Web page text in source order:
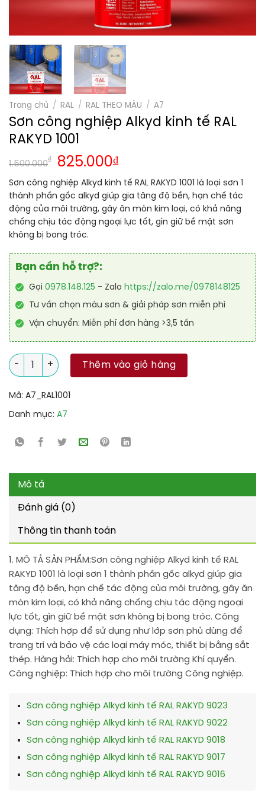
Trang chủ / RAL / RAL THEO MÀU / A7
Sơn công nghiệp Alkyd kinh tế RAL
RAKYD 1001
1.500.000
₫ 825.000₫
Sơn công nghiệp Alkyd kinh tế RAL RAKYD 1001 là loại sơn 1
thành phần gốc alkyd giúp gia tăng độ bền, hạn chế tác
động của môi trường, gây ăn mòn kim loại, có khả năng
chống chịu tác động ngoại lực tốt, gìn giữ bề mặt sơn
không bị bong tróc.
Bạn cần hỗ trợ?:
Gọi 0978.148.125 - Zalo https://zalo.me/0978148125
Tư vấn chọn màu sơn & giải pháp sơn miễn phí
Vận chuyển: Miễn phí đơn hàng >3,5 tấn
Sơn công nghiệp Alkyd kinh tế RAL RAKYD 1001 số lượng
Thêm vào giỏ hàng
Mã: A7_RAL1001
Danh mục: A7
Mô tả
Đánh giá (0)
Thông tin thanh toán
1. MÔ TẢ SẢN PHẨM:Sơn công nghiệp Alkyd kinh tế RAL
RAKYD 1001 là loại sơn 1 thành phần gốc alkyd giúp gia
tăng độ bền, hạn chế tác động của môi trường, gây ăn
mòn kim loại, có khả năng chống chịu tác động ngoại
lực tốt, gìn giữ bề mặt sơn không bị bong tróc. Công
dụng: Thích hợp để sử dụng như lớp sơn phủ dùng để
trang trí và bảo vệ các loại máy móc, thiết bị bằng sắt
thép. Hàng hải: Thích hợp cho môi trường Khí quyển.
Công nghiệp: Thích hợp cho môi trường Công nghiệp.
Sơn công nghiệp Alkyd kinh tế RAL RAKYD 9023
Sơn công nghiệp Alkyd kinh tế RAL RAKYD 9022
Sơn công nghiệp Alkyd kinh tế RAL RAKYD 9018
Sơn công nghiệp Alkyd kinh tế RAL RAKYD 9017
Sơn công nghiệp Alkyd kinh tế RAL RAKYD 9016